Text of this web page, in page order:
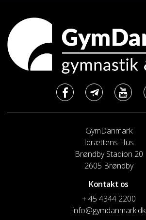
GymDanmark
Idrættens Hus
Brøndby Stadion 20
2605 Brøndby
Kontakt os
+ 45 4344 2200
info@gymdanmark.dk